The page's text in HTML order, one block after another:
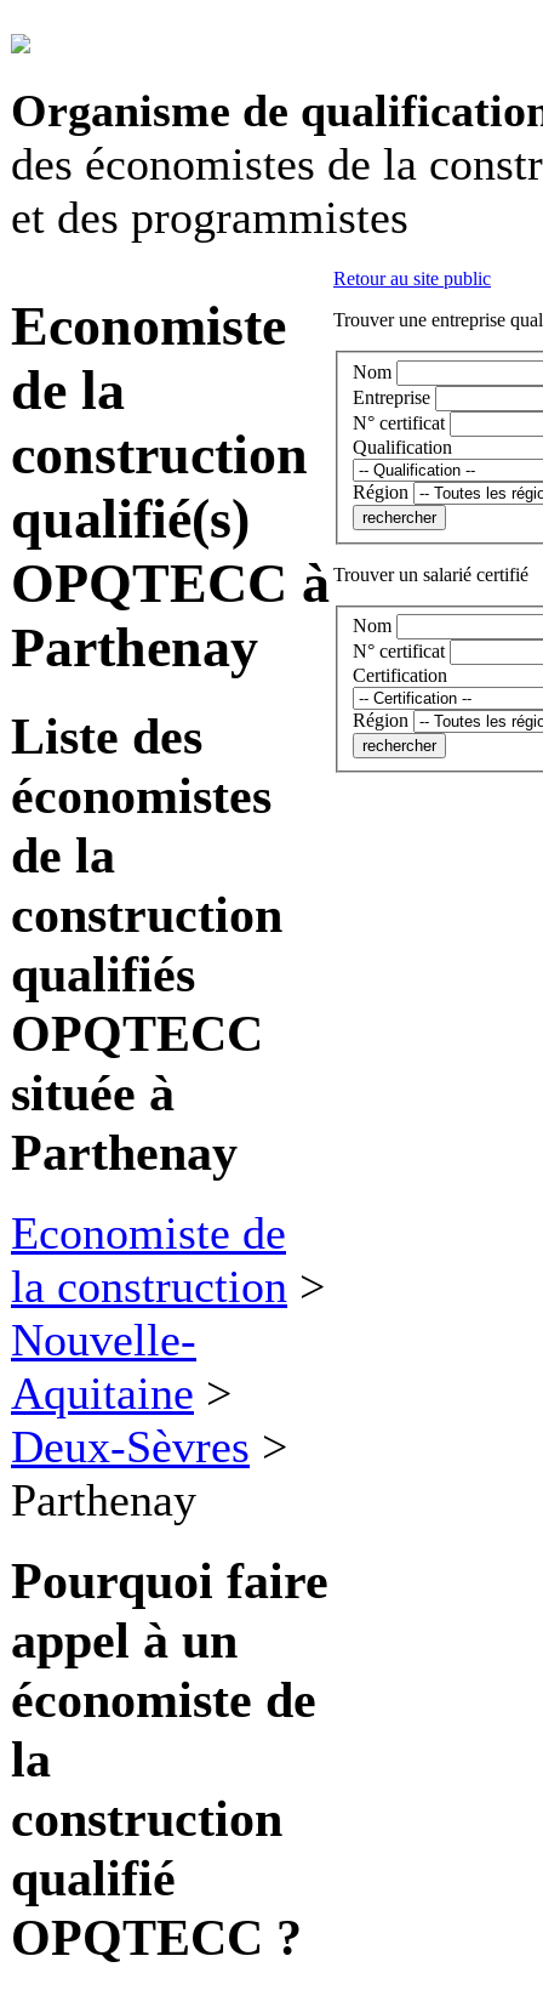
Organisme de
des économistes de la
et des programmistes
Economiste
de la
construction
qualifié(s)
OPQTECC à
Parthenay
Liste des
économistes
de la
construction
qualifiés
OPQTECC
située à
Parthenay
Economiste de
la construction >
Nouvelle-
Aquitaine >
Deux-Sèvres >
Parthenay
Pourquoi faire
appel à un
économiste de
la
construction
qualifié
OPQTECC ?
Retour au site public
Trouver une entreprise
Nom
Entreprise
N° certificat
Qualification
Région
Trouver un salarié certifié
Nom
N° certificat
Certification
Région